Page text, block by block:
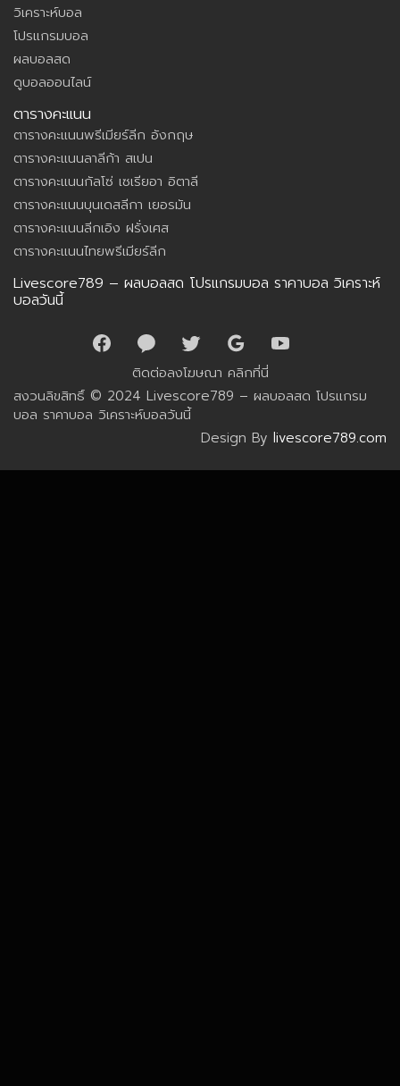
วิเคราะห์บอล
โปรแกรมบอล
ผลบอลสด
ดูบอลออนไลน์
ตารางคะแนน
ตารางคะแนนพรีเมียร์ลีก อังกฤษ
ตารางคะแนนลาลีก้า สเปน
ตารางคะแนนกัลโซ่ เซเรียอา อิตาลี
ตารางคะแนนบุนเดสลีกา เยอรมัน
ตารางคะแนนลีกเอิง ฝรั่งเศส
ตารางคะแนนไทยพรีเมียร์ลีก
Livescore789 – ผลบอลสด โปรแกรมบอล ราคาบอล วิเคราะห์
บอลวันนี้
ติดต่อลงโฆษณา คลิกที่นี่
สงวนลิขสิทธิ์ © 2024 Livescore789 – ผลบอลสด โปรแกรม
บอล ราคาบอล วิเคราะห์บอลวันนี้
Design By livescore789.com